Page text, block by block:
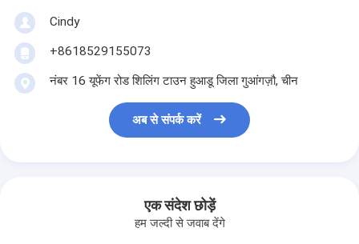
Cindy
+8618529155073
नंबर 16 यूफेंग रोड शिलिंग टाउन हुआडू जिला गुआंगज़ौ, चीन
अब से संपर्क करें
एक संदेश छोड़ें
हम जल्दी से जवाब देंगे